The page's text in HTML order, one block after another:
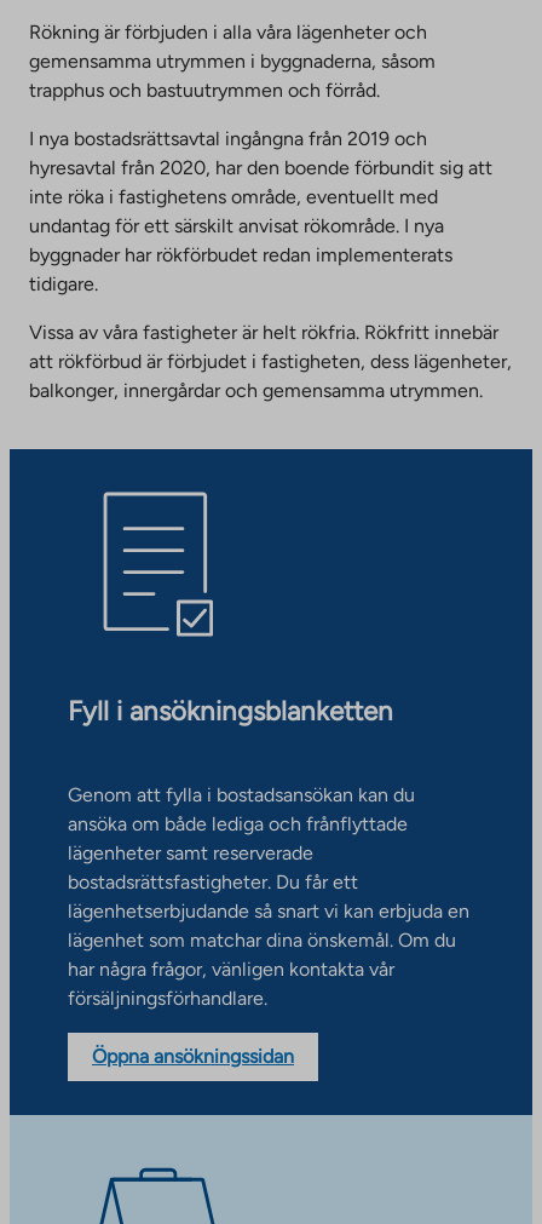
Rökning är förbjuden i alla våra lägenheter och
gemensamma utrymmen i byggnaderna, såsom
trapphus och bastuutrymmen och förråd.
I nya bostadsrättsavtal ingångna från 2019 och
hyresavtal från 2020, har den boende förbundit sig att
inte röka i fastighetens område, eventuellt med
undantag för ett särskilt anvisat rökområde. I nya
byggnader har rökförbudet redan implementerats
tidigare.
Vissa av våra fastigheter är helt rökfria. Rökfritt innebär
att rökförbud är förbjudet i fastigheten, dess lägenheter,
balkonger, innergårdar och gemensamma utrymmen.
Fyll i ansökningsblanketten
Genom att fylla i bostadsansökan kan du
ansöka om både lediga och frånflyttade
lägenheter samt reserverade
bostadsrättsfastigheter. Du får ett
lägenhetserbjudande så snart vi kan erbjuda en
lägenhet som matchar dina önskemål. Om du
har några frågor, vänligen kontakta vår
försäljningsförhandlare.
Öppna ansökningssidan